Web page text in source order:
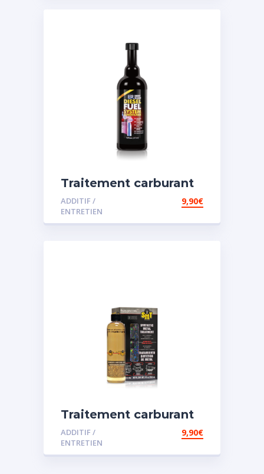
Traitement carburant
spécial diesel
ADDITIF /
ENTRETIEN
9,90€
Traitement carburant
spécial essence
ADDITIF /
ENTRETIEN
9,90€